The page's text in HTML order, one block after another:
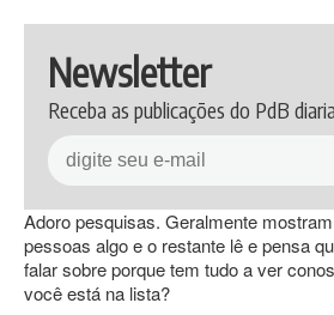
Newsletter
Receba as publicações do PdB
Adoro pesquisas. Geralmente
pessoas algo e o restante lê e pensa
falar sobre porque tem tudo a ver
você está na lista?